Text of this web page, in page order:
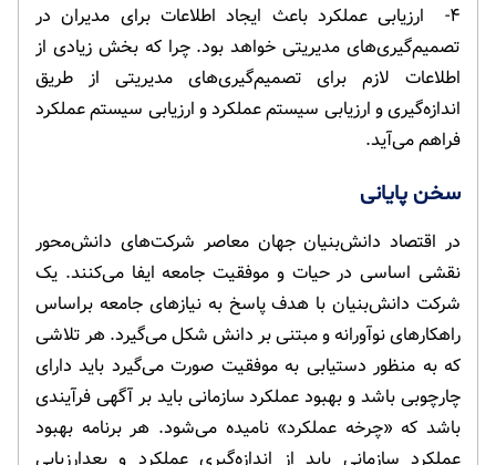
۴- ارزیابی عملکرد باعث ایجاد اطلاعات برای مدیران در
تصمیم‌گیری‌های مدیریتی خواهد بود. چرا که بخش زیادی از
اطلاعات لازم برای تصمیم‌گیری‌های مدیریتی از طریق
اندازه‌گیری و ارزیابی سیستم عملکرد و ارزیابی سیستم عملکرد
فراهم می‌آید.
سخن پایانی
در اقتصاد دانش‌بنیان جهان معاصر شرکت‌های دانش‌محور
نقشی اساسی در حیات و موفقیت جامعه ایفا می‌کنند. یک
شرکت دانش‌بنیان با هدف پاسخ به نیازهای جامعه براساس
راهکارهای نوآورانه و مبتنی بر دانش شکل می‌گیرد. هر تلاشی
که به منظور دستیابی به موفقیت صورت می‌گیرد باید دارای
چارچوبی باشد و بهبود عملکرد سازمانی باید بر آگهی فرآیندی
باشد که «چرخه عملکرد» نامیده می‌شود. هر برنامه بهبود
عملکرد سازمانی باید از اندازه‌گیری عملکرد و بعدارزیابی